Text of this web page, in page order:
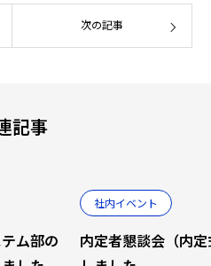
次の記事
記事
ム部の
社内イベント
内定者懇談会（内